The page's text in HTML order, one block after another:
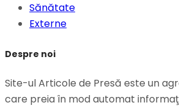
Sănătate
Externe
Despre noi
Site-ul Articole de Presă este un
care preia în mod automat